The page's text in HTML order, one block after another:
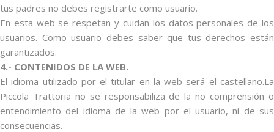
tus padres no debes registrarte como usuario.
En esta web se respetan y cuidan los datos personales de los
usuarios. Como usuario debes saber que tus derechos están
garantizados.
4.- CONTENIDOS DE LA WEB.
El idioma utilizado por el titular en la web será el castellano.La
Piccola Trattoria no se responsabiliza de la no comprensión o
entendimiento del idioma de la web por el usuario, ni de sus
consecuencias.